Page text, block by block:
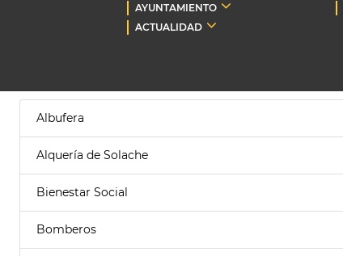
AYUNTAMIENTO
ACTUALIDAD
Albufera
Alquería de Solache
Bienestar Social
Bomberos